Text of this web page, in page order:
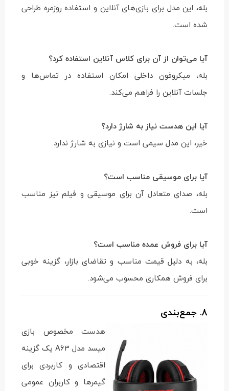
بله، این مدل برای بازی‌های آنلاین و استفاده روزمره طراحی
شده است.
آیا می‌توان از آن برای کلاس آنلاین استفاده کرد؟
بله، میکروفون داخلی امکان استفاده در تماس‌ها و
جلسات آنلاین را فراهم می‌کند.
آیا این هدست نیاز به شارژ دارد؟
خیر، این مدل سیمی است و نیازی به شارژ ندارد.
آیا برای موسیقی مناسب است؟
بله، صدای متعادل آن برای موسیقی و فیلم نیز مناسب
است.
آیا برای فروش عمده مناسب است؟
بله، به دلیل قیمت مناسب و تقاضای بازار، گزینه خوبی
برای فروش همکاری محسوب می‌شود.
8. جمع‌بندی
هدست مخصوص بازی
میسد مدل A63 یک گزینه
اقتصادی و کاربردی برای
گیمرها و کاربران عمومی